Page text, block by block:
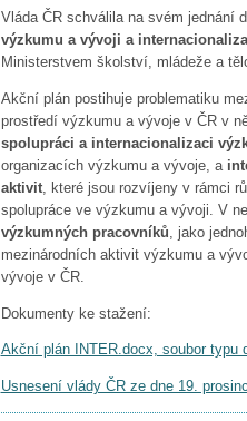
Vláda ČR schválila na svém jednání
výzkumu a vývoji a
Ministerstvem školství, mládeže a
Akční plán postihuje problematiku
prostředí výzkumu a vývoje v ČR v
spolupráci a internacionalizaci
organizacích výzkumu a vývoje, a
aktivit, které jsou rozvíjeny v rámci
spolupráce ve výzkumu a vývoji. V
výzkumných pracovníků , jako
mezinárodních aktivit výzkumu a
vývoje v ČR.
Dokumenty ke stažení:
Akční plán INTER.docx, soubor typu
Usnesení vlády ČR ze dne 19.